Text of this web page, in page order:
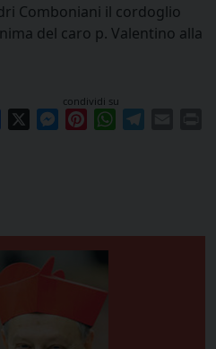
Comboniani il cordoglio
del caro p. Valentino alla
condividi su
Facebook Messenger
PinterestWhatsApp